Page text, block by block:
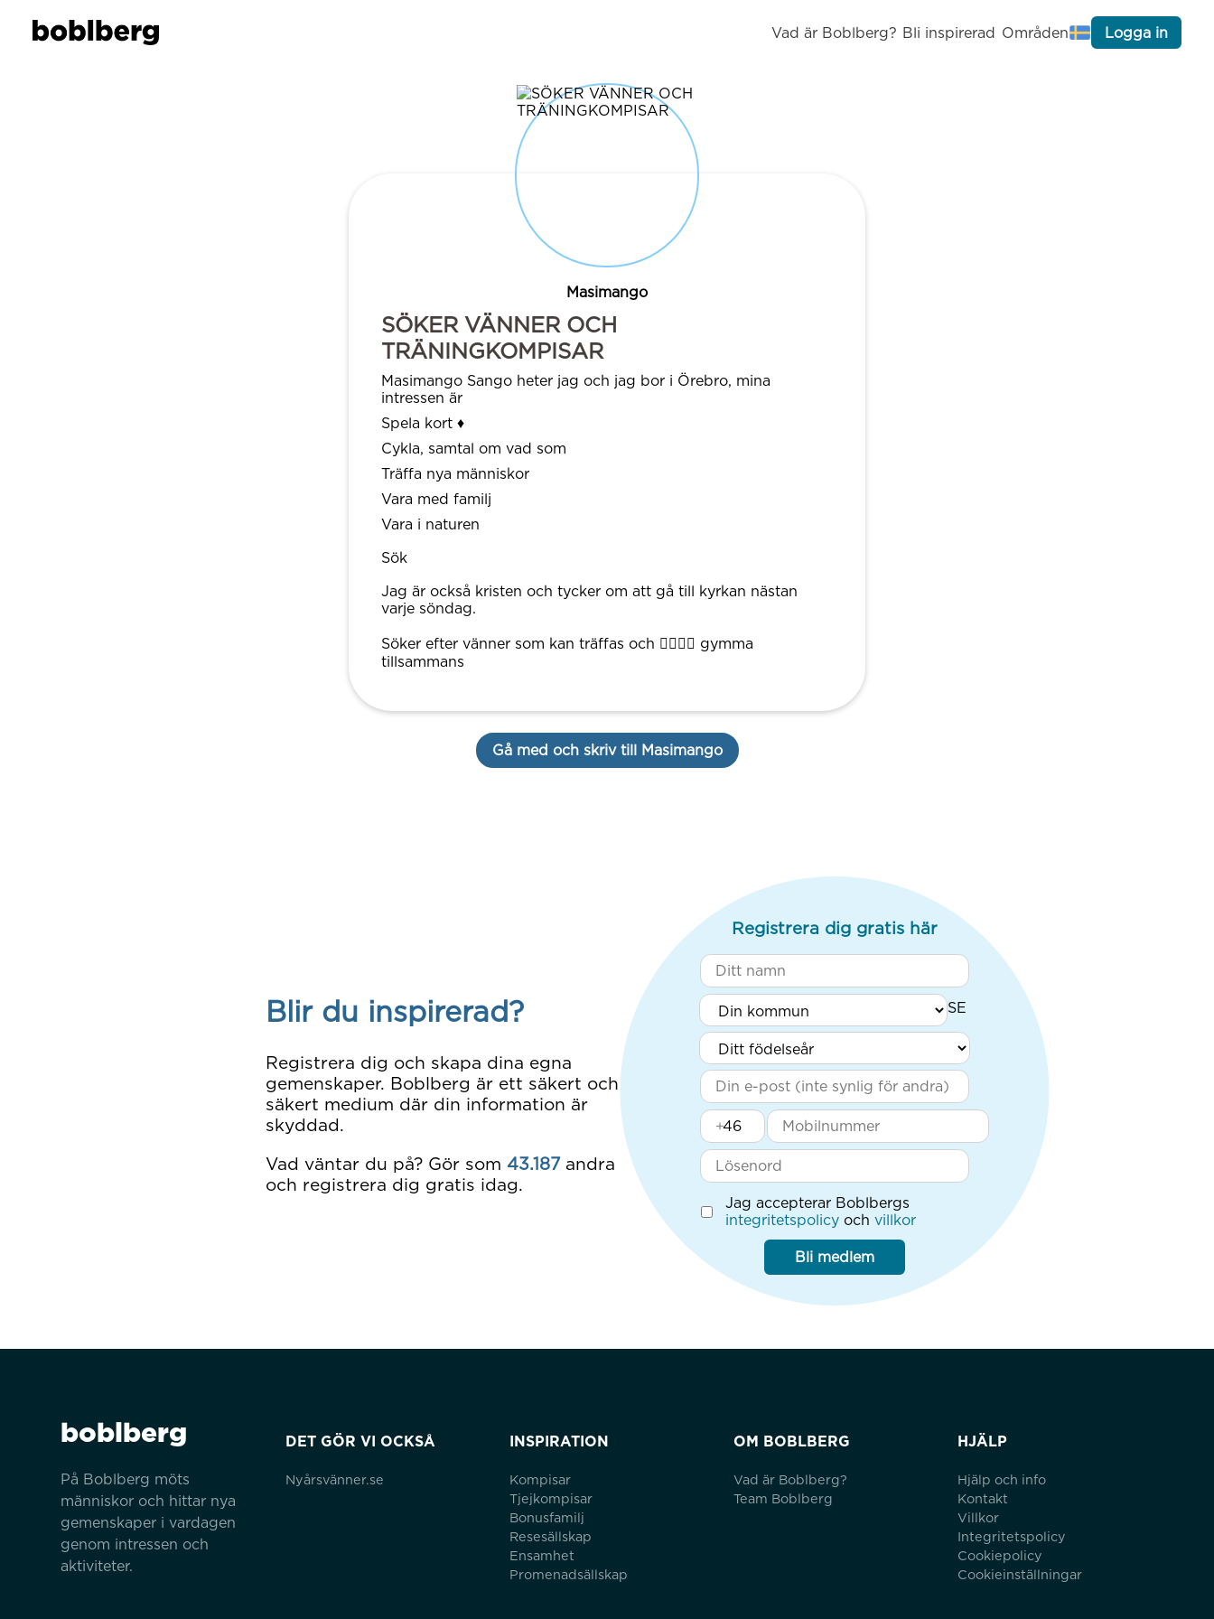
Vad är Boblberg? Bli inspirerad Områden Logga in
Masimango
SÖKER VÄNNER OCH
TRÄNINGKOMPISAR
Masimango Sango heter jag och jag bor i Örebro, mina
intressen är
Spela kort ♦️
Cykla, samtal om vad som
Träffa nya människor
Vara med familj
Vara i naturen
Sök
Jag är också kristen och tycker om att gå till kyrkan nästan
varje söndag.
Söker efter vänner som kan träffas och 🏋️‍♀️🏋️‍♂️ gymma
tillsammans
Gå med och skriv till Masimango
Blir du inspirerad?
Registrera dig och skapa dina egna
gemenskaper. Boblberg är ett säkert och
säkert medium där din information är
skyddad.
Vad väntar du på? Gör som 43.187 andra
och registrera dig gratis idag.
Registrera dig gratis här
+
Jag accepterar Boblbergs
integritetspolicy och villkor
Bli medlem
boblberg
På Boblberg möts
människor och hittar nya
gemenskaper i vardagen
genom intressen och
aktiviteter.
DET GÖR VI OCKSÅ
Nyårsvänner.se
INSPIRATION
Kompisar
Tjejkompisar
Bonusfamilj
Resesällskap
Ensamhet
Promenadsällskap
OM BOBLBERG
Vad är Boblberg?
Team Boblberg
HJÄLP
Hjälp och info
Kontakt
Villkor
Integritetspolicy
Cookiepolicy
Cookieinställningar